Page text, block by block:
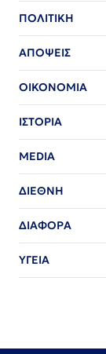
ΠΟΛΙΤΙΚΗ
ΑΠΟΨΕΙΣ
ΟΙΚΟΝΟΜΙΑ
ΙΣΤΟΡΙΑ
MEDIA
ΔΙΕΘΝΗ
ΔΙΑΦΟΡΑ
ΥΓΕΙΑ